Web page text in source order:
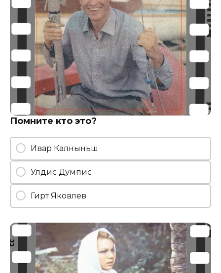
Помните кто это?
Ивар Калныньш
Улдис Думпис
Гирт Яковлев